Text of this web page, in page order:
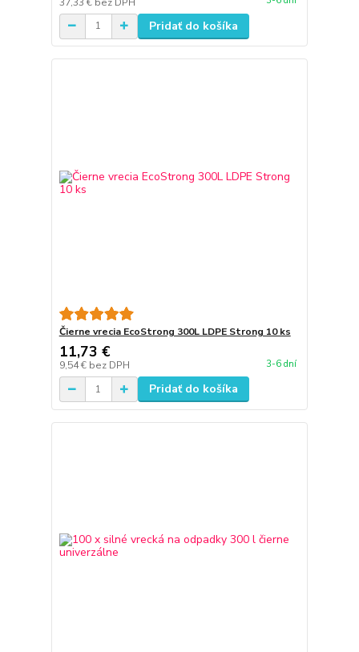
Pridať do košíka
Čierne vrecia EcoStrong 300L LDPE Strong 10 ks
11,73 €
9,54 € bez DPH 3-6 dní
Pridať do košíka